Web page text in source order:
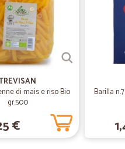
di mais e riso Bio
gr.500
€
Barilla